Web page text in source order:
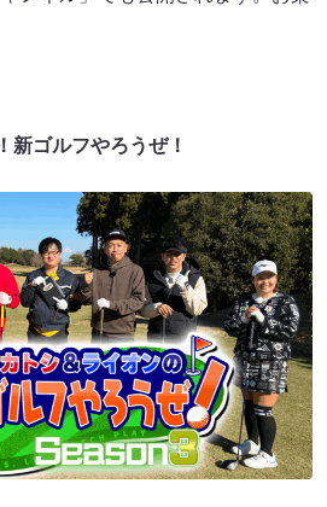
新ゴルフやろうぜ！